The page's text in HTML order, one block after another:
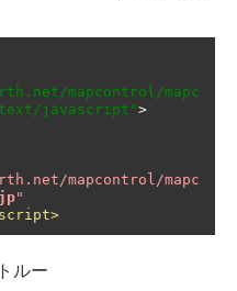
mapcontrol/mapc
javascript">
mapcontrol/mapc
"
ルー